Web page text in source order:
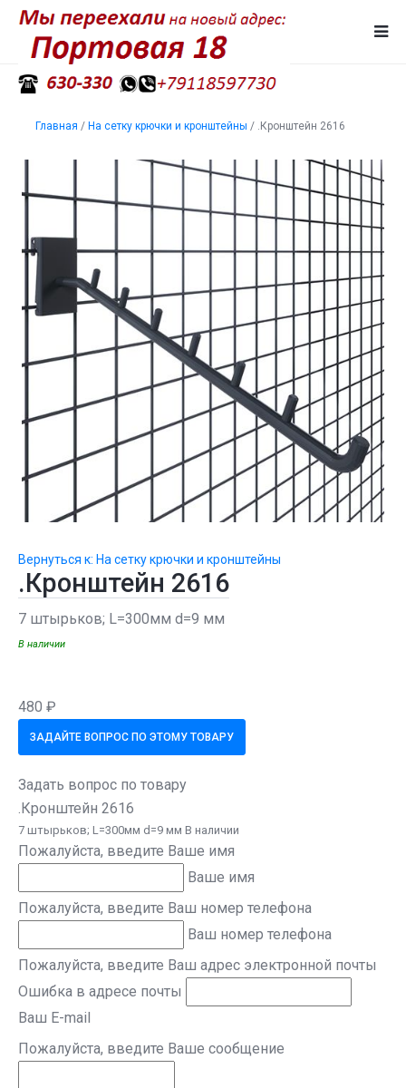
Главная / На сетку крючки и кронштейны / .Кронштейн 2616
Вернуться к: На сетку крючки и кронштейны
.Кронштейн 2616
7 штырьков; L=300мм d=9 мм
В наличии
480 ₽
ЗАДАЙТЕ ВОПРОС ПО ЭТОМУ ТОВАРУ
Задать вопрос по товару
.Кронштейн 2616
7 штырьков; L=300мм d=9 мм В наличии
Пожалуйста, введите Ваше имя
Ваше имя
Пожалуйста, введите Ваш номер телефона
Ваш номер телефона
Пожалуйста, введите Ваш адрес электронной почты
Ошибка в адресе почты
Ваш E-mail
Пожалуйста, введите Ваше сообщение